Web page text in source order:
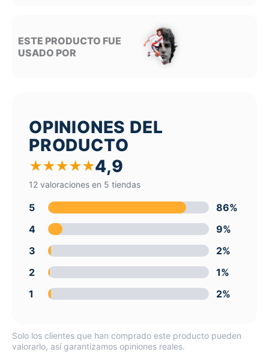
ESTE PRODUCTO FUE
USADO POR
OPINIONES DEL
PRODUCTO
★★★★★4,9
12 valoraciones en 5 tiendas
5
86%
4
9%
3
2%
2
1%
1
2%
Solo los clientes que han comprado este producto pueden
valorarlo, así garantizamos opiniones reales.